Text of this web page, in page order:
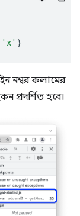
'x' }
নম্বর কলামের
প্রদর্শিত হবে।